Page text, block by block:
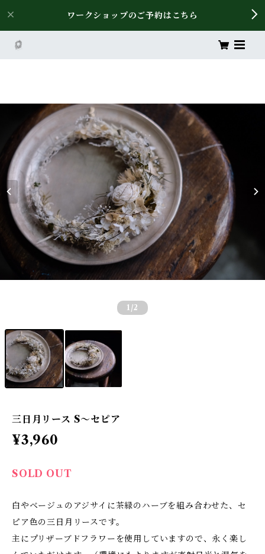
ワークショップのご予約はこちら
1 /2
三日月リース S〜セピア
¥3,960
SOLD OUT
白やベージュのアジサイに茶緑のハーブを組み合わせた、セ
ピア色の三日月リースです。
主にプリザーブドフラワーを使用していますので、永く楽し